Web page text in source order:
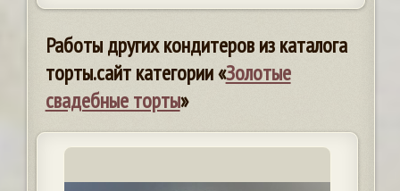
Работы других кондитеров из каталога
торты.сайт категории «Золотые
свадебные торты»